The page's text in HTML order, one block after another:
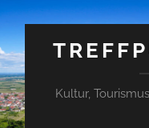
Kultur,